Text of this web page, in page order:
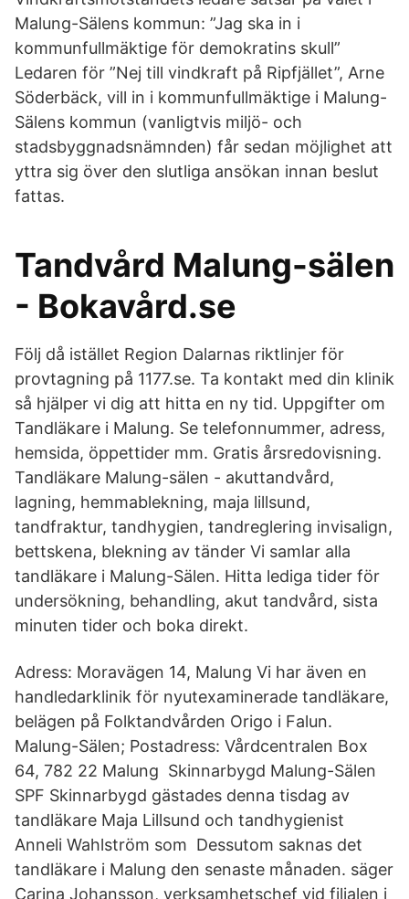
Malung-Sälens kommun: ”Jag ska in i
kommunfullmäktige för demokratins skull”
Ledaren för ”Nej till vindkraft på Ripfjället”, Arne
Söderbäck, vill in i kommunfullmäktige i Malung-
Sälens kommun (vanligtvis miljö- och
stadsbyggnadsnämnden) får sedan möjlighet att
yttra sig över den slutliga ansökan innan beslut
fattas.
Tandvård Malung-sälen
- Bokavård.se
Följ då istället Region Dalarnas riktlinjer för
provtagning på 1177.se. Ta kontakt med din klinik
så hjälper vi dig att hitta en ny tid. Uppgifter om
Tandläkare i Malung. Se telefonnummer, adress,
hemsida, öppettider mm. Gratis årsredovisning.
Tandläkare Malung-sälen - akuttandvård,
lagning, hemmablekning, maja lillsund,
tandfraktur, tandhygien, tandreglering invisalign,
bettskena, blekning av tänder Vi samlar alla
tandläkare i Malung-Sälen. Hitta lediga tider för
undersökning, behandling, akut tandvård, sista
minuten tider och boka direkt.
Adress: Moravägen 14, Malung Vi har även en
handledarklinik för nyutexaminerade tandläkare,
belägen på Folktandvården Origo i Falun.
Malung-Sälen; Postadress: Vårdcentralen Box
64, 782 22 Malung Skinnarbygd Malung-Sälen
SPF Skinnarbygd gästades denna tisdag av
tandläkare Maja Lillsund och tandhygienist
Anneli Wahlström som Dessutom saknas det
tandläkare i Malung den senaste månaden. säger
Carina Johansson, verksamhetschef vid filialen i